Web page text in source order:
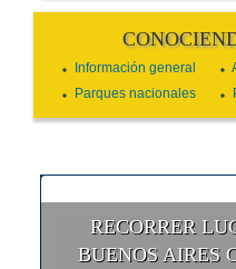
Información general
Parques nacionales
RECORRER
BUENOS AIRES